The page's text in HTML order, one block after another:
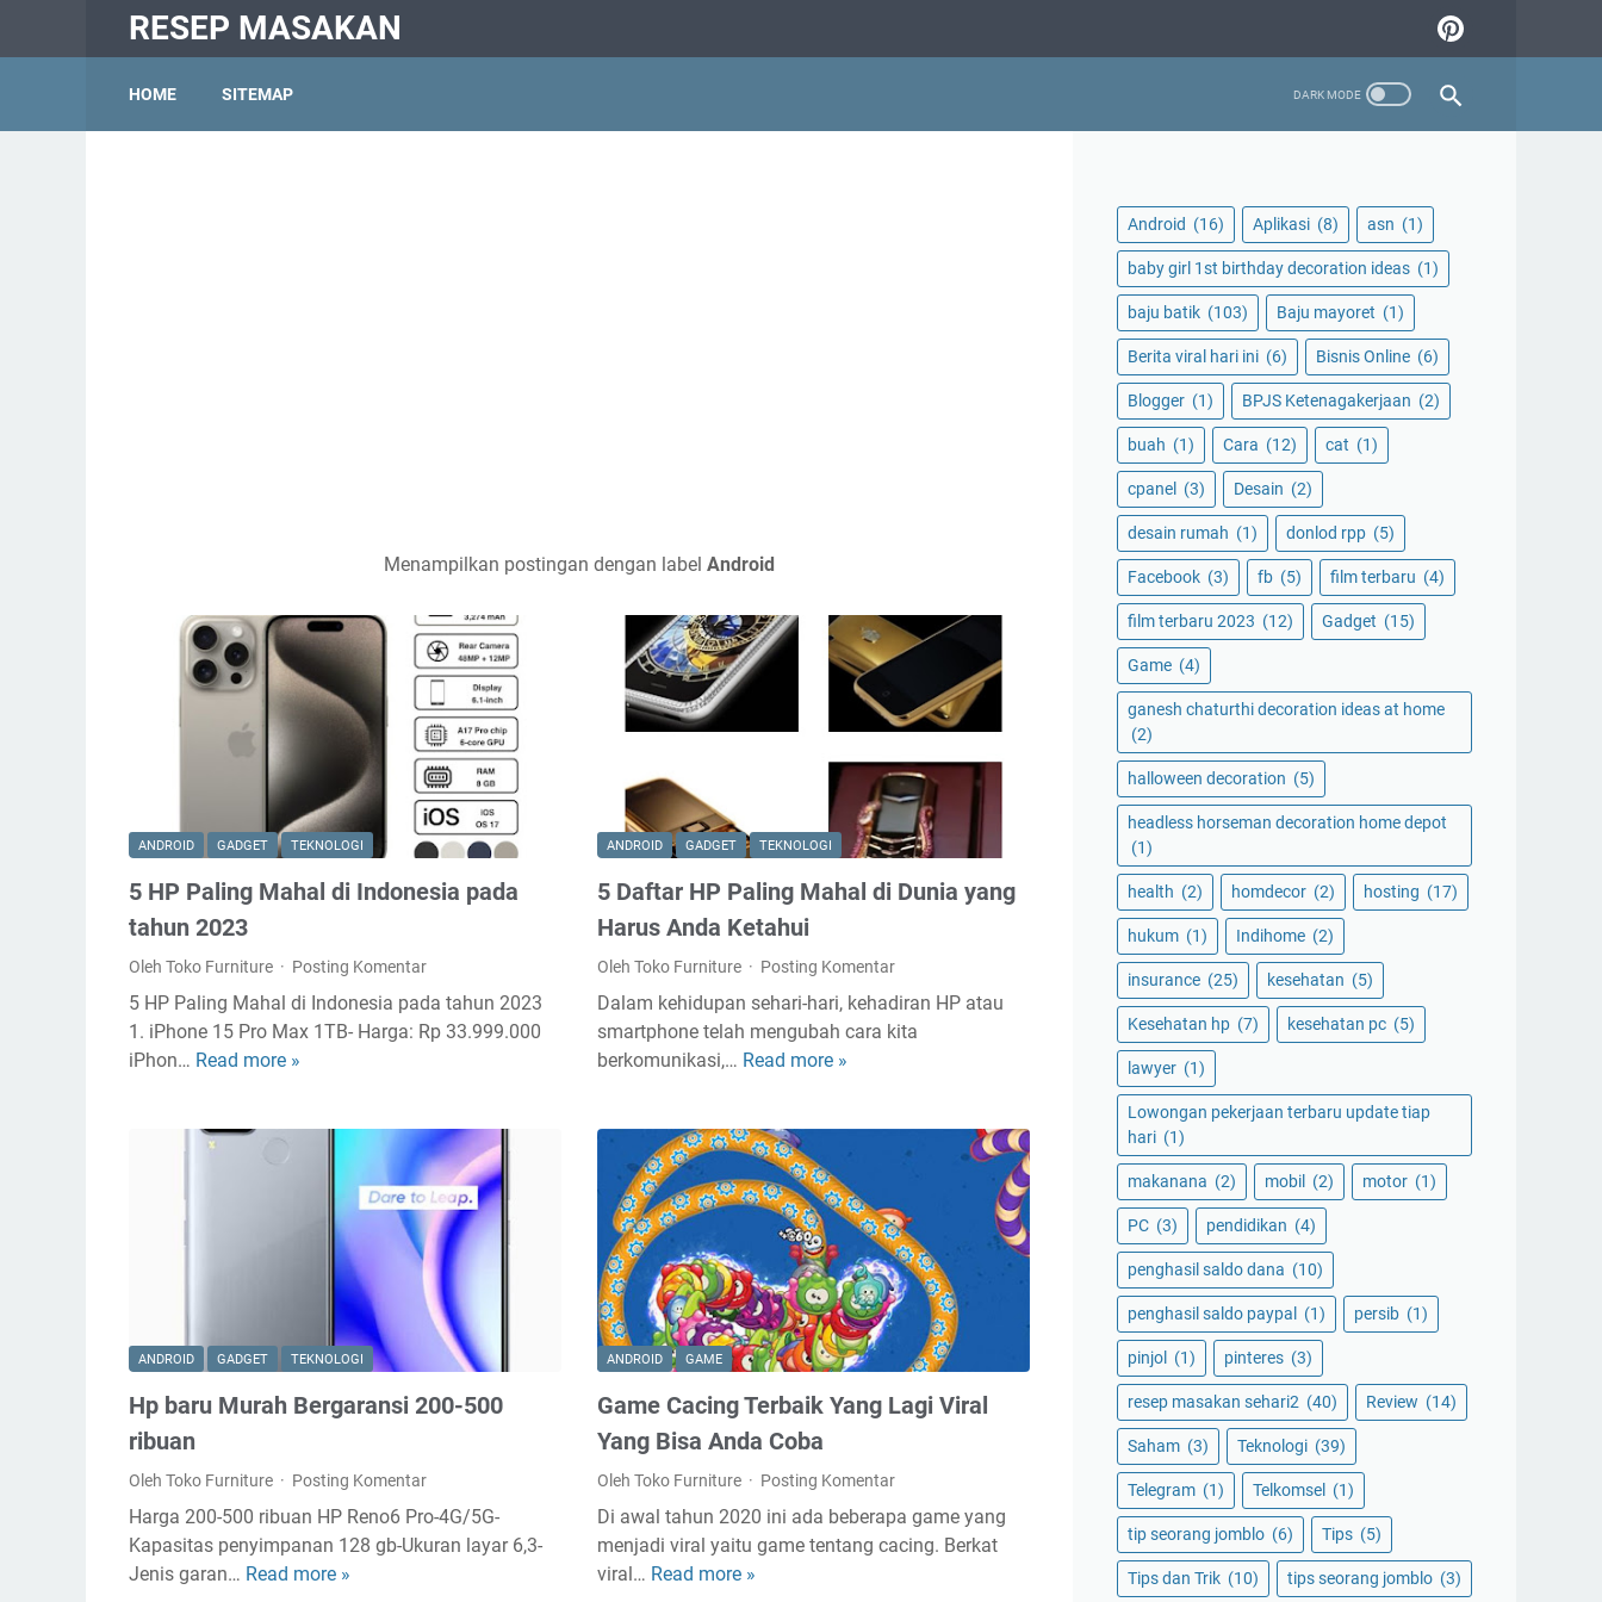
RESEP MASAKAN
HOME SITEMAP
Menampilkan postingan dengan label Android
ANDROID GADGET TEKNOLOGI
5 HP Paling Mahal di Indonesia pada
tahun 2023
Oleh Toko Furniture Posting Komentar
5 HP Paling Mahal di Indonesia pada tahun 2023
1. iPhone 15 Pro Max 1TB- Harga: Rp 33.999.000
iPhon… Read more »
a
h
a
i
I
n
d
ANDROID GADGET TEKNOLOGI
5 Daftar HP Paling Mahal di Dunia yang
Harus Anda Ketahui
Oleh Toko Furniture Posting Komentar
Dalam kehidupan sehari-hari, kehadiran HP atau
smartphone telah mengubah cara kita
berkomunikasi,… Read more »
a
H
P
P
a
l
i
M
a
h
ANDROID GADGET TEKNOLOGI
Hp baru Murah Bergaransi 200-500
ribuan
Oleh Toko Furniture Posting Komentar
Harga 200-500 ribuan HP Reno6 Pro-4G/5G-
Kapasitas penyimpanan 128 gb-Ukuran layar 6,3-
Jenis garan… Read more »
ANDROID GAME
Game Cacing Terbaik Yang Lagi Viral
Yang Bisa Anda Coba
Oleh Toko Furniture Posting Komentar
Di awal tahun 2020 ini ada beberapa game yang
menjadi viral yaitu game tentang cacing. Berkat
viral… Read more »
Android (16) Aplikasi (8) asn (1)
baby girl 1st birthday decoration ideas (1)
baju batik (103) Baju mayoret (1)
Berita viral hari ini (6) Bisnis Online (6)
Blogger (1) BPJS Ketenagakerjaan (2)
buah (1) Cara (12) cat (1)
cpanel (3) Desain (2)
desain rumah (1) donlod rpp (5)
Facebook (3) fb (5) film terbaru (4)
film terbaru 2023 (12) Gadget (15)
Game (4)
ganesh chaturthi decoration ideas at home
(2)
halloween decoration (5)
headless horseman decoration home depot
(1)
health (2) homdecor (2) hosting (17)
hukum (1) Indihome (2)
insurance (25) kesehatan (5)
Kesehatan hp (7) kesehatan pc (5)
lawyer (1)
Lowongan pekerjaan terbaru update tiap
hari (1)
makanana (2) mobil (2) motor (1)
PC (3) pendidikan (4)
penghasil saldo dana (10)
penghasil saldo paypal (1) persib (1)
pinjol (1) pinteres (3)
resep masakan sehari2 (40) Review (14)
Saham (3) Teknologi (39)
Telegram (1) Telkomsel (1)
tip seorang jomblo (6) Tips (5)
Tips dan Trik (10) tips seorang jomblo (3)